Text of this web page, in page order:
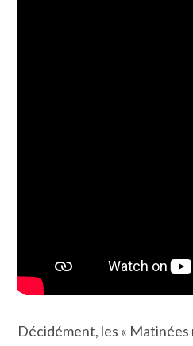
Décidément, les « Matinées